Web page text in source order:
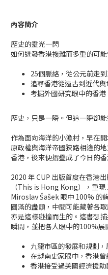
內容簡介
歷史的靈光一閃
如何迸發香港複雜而多重的可能
25個脈絡，從公元前走
追尋香港從遠古到近代
考掘外國研究眼中的香港
歷史，只是一瞬。但這一瞬卻
作為面向海洋的小漁村，早在
原政權與海洋帝國狹路相逢的
香港，後來便摺疊成了今日的香
2020 年 CUP 出版首度在香港
（This is Hong Kong），重
Miroslav Šašek 眼中 100% 的
圓滿的盡頭，中間可能藏著各
亦是這樣碰撞而生的。這書想
瞬間，並把各人眼中的100%展
九龍市區的發展和規劃
在越南史家眼中，香港
香港接受過美國經濟援助